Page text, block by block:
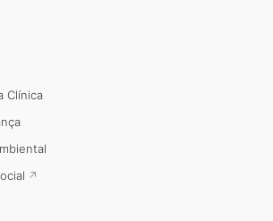
Clínica